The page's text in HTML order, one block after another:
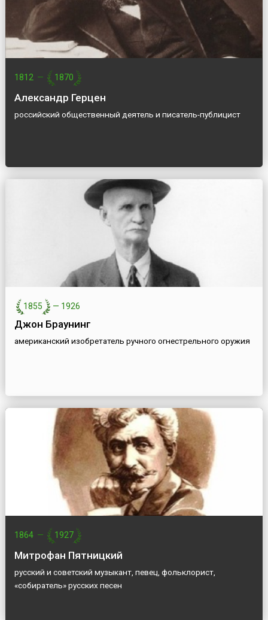
1812 — 1870
Александр Герцен
российский общественный деятель и писатель-публицист
1855 — 1926
Джон Браунинг
американский изобретатель ручного огнестрельного оружия
1864 — 1927
Митрофан Пятницкий
русский и советский музыкант, певец, фольклорист,
«собиратель» русских песен